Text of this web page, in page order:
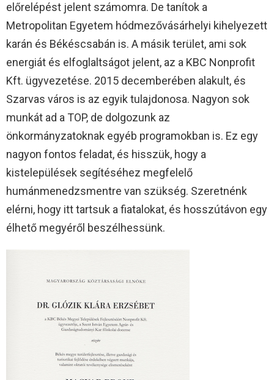
előrelépést jelent számomra. De tanítok a
Metropolitan Egyetem hódmezővásárhelyi kihelyezett
karán és Békéscsabán is. A másik terület, ami sok
energiát és elfoglaltságot jelent, az a KBC Nonprofit
Kft. ügyvezetése. 2015 decemberében alakult, és
Szarvas város is az egyik tulajdonosa. Nagyon sok
munkát ad a TOP, de dolgozunk az
önkormányzatoknak egyéb programokban is. Ez egy
nagyon fontos feladat, és hisszük, hogy a
kistelepülések segítéséhez megfelelő
humánmenedzsmentre van szükség. Szeretnénk
elérni, hogy itt tartsuk a fiatalokat, és hosszútávon egy
élhető megyéről beszélhessünk.